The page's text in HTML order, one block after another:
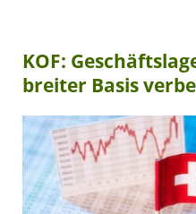
KOF:
breiter Basis